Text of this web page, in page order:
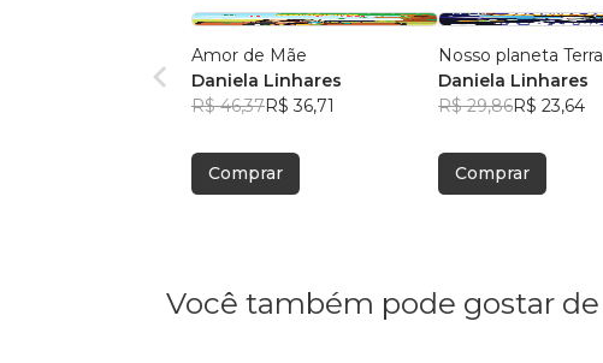
Amor de Mãe
Daniela Linhares
R$ 46,37R$ 36,71
Comprar
Nosso planeta Terra
Daniela Linhares
R$ 29,86R$ 23,64
Comprar
Você também pode gostar de